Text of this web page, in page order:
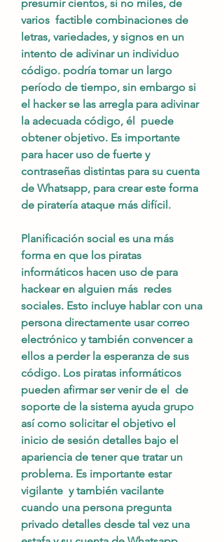
presumir cientos, si no miles, de
varios  factible combinaciones de
letras, variedades, y signos en un
intento de adivinar un individuo
código. podría tomar un largo
período de tiempo, sin embargo si
el hacker se las arregla para adivinar
la adecuada código, él  puede
obtener objetivo. Es importante
para hacer uso de fuerte y
contraseñas distintas para su cuenta
de Whatsapp, para crear este forma
de piratería ataque más difícil.
Planificación social es una más
forma en que los piratas
informáticos hacen uso de para
hackear en alguien más  redes
sociales. Esto incluye hablar con una
persona directamente usar correo
electrónico y también convencer a
ellos a perder la esperanza de sus
código. Los piratas informáticos
pueden afirmar ser venir de el  de
soporte de la sistema ayuda grupo
así como solicitar el objetivo el
inicio de sesión detalles bajo el
apariencia de tener que tratar un
problema. Es importante estar
vigilante  y también vacilante
cuando una persona pregunta
privado detalles desde tal vez una